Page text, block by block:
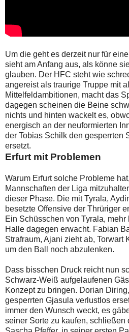
Um die geht es derzeit nur für
sieht am Anfang aus, als könne
glauben. Der HFC steht wie
angereist als traurige Truppe mit
Mittelfeldambitionen, macht das
dagegen scheinen die Beine
nichts und hinten wackelt es,
energisch an der neuformierten
der Tobias Schilk den gesperrten
ersetzt.
Erfurt mit Problemen
Warum Erfurt solche Probleme
Mannschaften der Liga
dieser Phase. Die mit Tyrala,
besetzte Offensive der Thrüriger
Ein Schüsschen von Tyrala, mehr
Halle dagegen erwacht. Fabian
Strafraum, Ajani zieht ab, Torwart
um den Ball noch abzulenken.
Dass bisschen Druck reicht nun
Schwarz-Weiß aufgelaufenen
Konzept zu bringen. Dorian
gesperrten Gjasula verlustlos
immer den Wunsch weckt, es
seiner Sorte zu kaufen, schließen